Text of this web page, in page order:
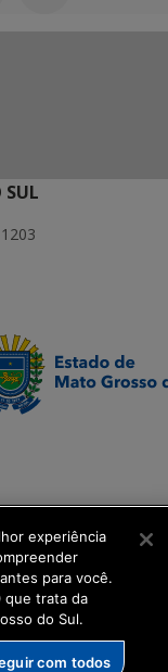
SUL
experiência
para você.
que trata da
do Sul.
com todos